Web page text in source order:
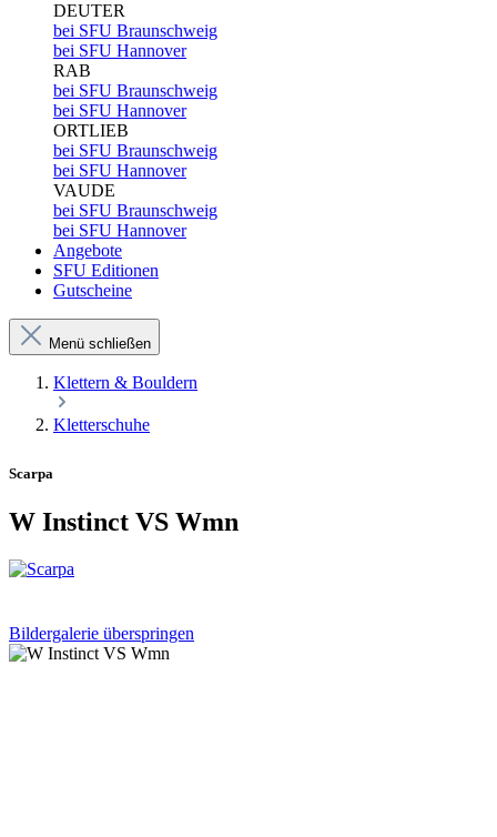
DEUTER
bei SFU Braunschweig
bei SFU Hannover
RAB
bei SFU Braunschweig
bei SFU Hannover
ORTLIEB
bei SFU Braunschweig
bei SFU Hannover
VAUDE
bei SFU Braunschweig
bei SFU Hannover
Angebote
SFU Editionen
Gutscheine
Menü schließen
Klettern & Bouldern
Kletterschuhe
Scarpa
W Instinct VS Wmn
Bildergalerie überspringen